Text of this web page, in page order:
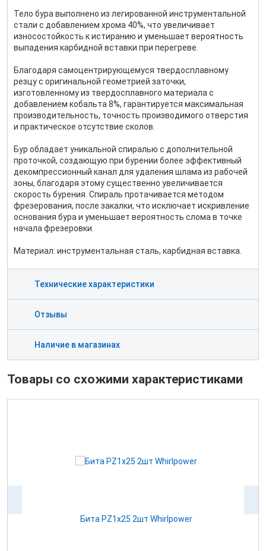
Тело бура выполнено из легированной инструментальной
стали с добавлением хрома 40%, что увеличивает
износостойкость к истиранию и уменьшает вероятность
выпадения карбидной вставки при перегреве.
Благодаря самоцентрирующемуся твердосплавному
резцу с оригинальной геометрией заточки,
изготовленному из твердосплавного материала с
добавлением кобальта 8%, гарантируется максимальная
производительность, точность производимого отверстия
и практическое отсутствие сколов.
Бур обладает уникальной спиралью с дополнительной
проточкой, создающую при бурении более эффективный
декомпрессионный канал для удаления шлама из рабочей
зоны, благодаря этому существенно увеличивается
скорость бурения. Спираль протачивается методом
фрезерования, после закалки, что исключает искривление
основания бура и уменьшает вероятность слома в точке
начала фрезеровки.
Материал: инструментальная сталь, карбидная вставка.
Технические характеристики
Отзывы
Наличие в магазинах
Товары со схожими характеристиками
Бита РZ1х25 2шт Whirlpower